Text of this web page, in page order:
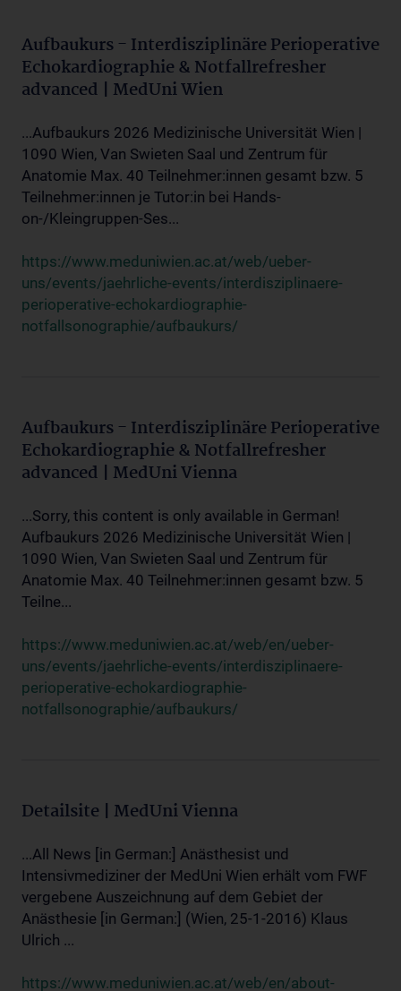
Aufbaukurs - Interdisziplinäre Perioperative
Echokardiographie & Notfallrefresher
advanced | MedUni Wien
...Aufbaukurs 2026 Medizinische Universität Wien |
1090 Wien, Van Swieten Saal und Zentrum für
Anatomie Max. 40 Teilnehmer:innen gesamt bzw. 5
Teilnehmer:innen je Tutor:in bei Hands-
on-/Kleingruppen-Ses...
https://www.meduniwien.ac.at/web/ueber-
uns/events/jaehrliche-events/interdisziplinaere-
perioperative-echokardiographie-
notfallsonographie/aufbaukurs/
Aufbaukurs - Interdisziplinäre Perioperative
Echokardiographie & Notfallrefresher
advanced | MedUni Vienna
...Sorry, this content is only available in German!
Aufbaukurs 2026 Medizinische Universität Wien |
1090 Wien, Van Swieten Saal und Zentrum für
Anatomie Max. 40 Teilnehmer:innen gesamt bzw. 5
Teilne...
https://www.meduniwien.ac.at/web/en/ueber-
uns/events/jaehrliche-events/interdisziplinaere-
perioperative-echokardiographie-
notfallsonographie/aufbaukurs/
Detailsite | MedUni Vienna
...All News [in German:] Anästhesist und
Intensivmediziner der MedUni Wien erhält vom FWF
vergebene Auszeichnung auf dem Gebiet der
Anästhesie [in German:] (Wien, 25-1-2016) Klaus
Ulrich ...
https://www.meduniwien.ac.at/web/en/about-